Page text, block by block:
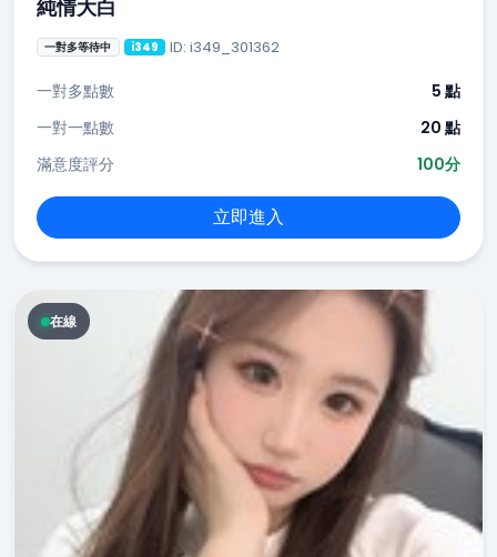
純情大白
一對多等待中 i349 ID: i349_301362
一對多點數
5 點
一對一點數
20 點
滿意度評分
100分
立即進入
在線